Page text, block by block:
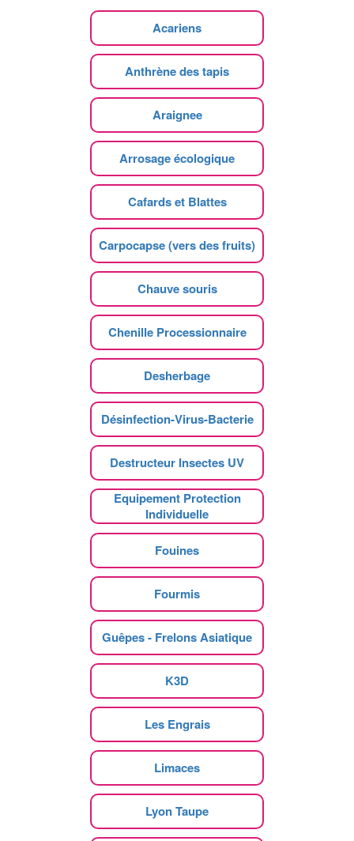
Acariens
Anthrène des tapis
Araignee
Arrosage écologique
Cafards et Blattes
Carpocapse (vers des fruits)
Chauve souris
Chenille Processionnaire
Desherbage
Désinfection-Virus-Bacterie
Destructeur Insectes UV
Equipement Protection
Individuelle
Fouines
Fourmis
Guêpes - Frelons Asiatique
K3D
Les Engrais
Limaces
Lyon Taupe